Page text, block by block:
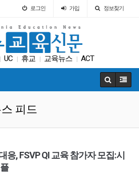
로그인 가입 정보찾기
UC 휴교 교육뉴스 ACT
교육정책 교육구 학자금
피드
응, FSVP QI 교육 참가자 모집:시